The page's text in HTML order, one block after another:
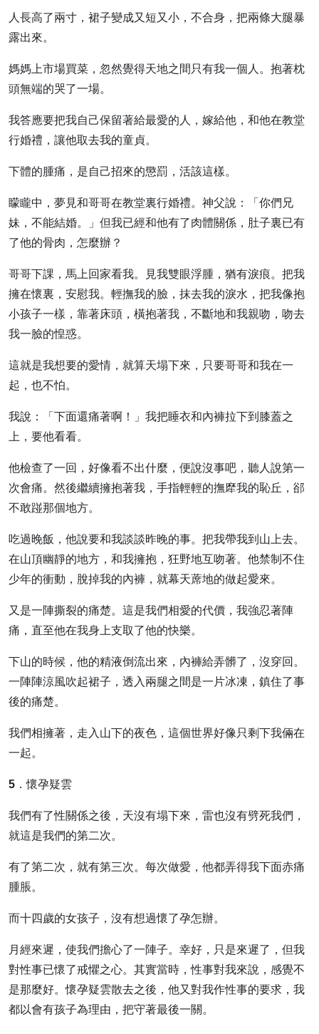
人長高了兩寸，裙子變成又短又小，不合身，把兩條大腿暴
露出來。
媽媽上市場買菜，忽然覺得天地之間只有我一個人。抱著枕
頭無端的哭了一場。
我答應要把我自己保留著給最愛的人，嫁給他，和他在教堂
行婚禮，讓他取去我的童貞。
下體的腫痛，是自己招來的懲罰，活該這樣。
矇矓中，夢見和哥哥在教堂裏行婚禮。神父說：「你們兄
妹，不能結婚。」但我已經和他有了肉體關係，肚子裏已有
了他的骨肉，怎麼辦？
哥哥下課，馬上回家看我。見我雙眼浮腫，猶有淚痕。把我
擁在懷裏，安慰我。輕撫我的臉，抹去我的淚水，把我像抱
小孩子一樣，靠著床頭，橫抱著我，不斷地和我親吻，吻去
我一臉的惶惑。
這就是我想要的愛情，就算天塌下來，只要哥哥和我在一
起，也不怕。
我說：「下面還痛著啊！」我把睡衣和內褲拉下到膝蓋之
上，要他看看。
他檢查了一回，好像看不出什麼，便說沒事吧，聽人說第一
次會痛。然後繼續擁抱著我，手指輕輕的撫犘我的恥丘，郤
不敢踫那個地方。
吃過晚飯，他說要和我談談昨晚的事。把我帶我到山上去。
在山頂幽靜的地方，和我擁抱，狂野地互吻著。他禁制不住
少年的衝動，脫掉我的內褲，就幕天蓆地的做起愛來。
又是一陣撕裂的痛楚。這是我們相愛的代價，我強忍著陣
痛，直至他在我身上支取了他的快樂。
下山的時候，他的精液倒流出來，內褲給弄髒了，沒穿回。
一陣陣涼風吹起裙子，透入兩腿之間是一片冰凍，鎮住了事
後的痛楚。
我們相擁著，走入山下的夜色，這個世界好像只剩下我倆在
一起。
5．懷孕疑雲
我們有了性關係之後，天沒有塌下來，雷也沒有劈死我們，
就這是我們的第二次。
有了第二次，就有第三次。每次做愛，他都弄得我下面赤痛
腫脹。
而十四歲的女孩子，沒有想過懷了孕怎辦。
月經來遲，使我們擔心了一陣子。幸好，只是來遲了，但我
對性事已懷了戒懼之心。其實當時，性事對我來說，感覺不
是那麼好。懷孕疑雲散去之後，他又對我作性事的要求，我
都以會有孩子為理由，把守著最後一關。